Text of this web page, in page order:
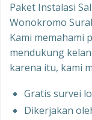
Paket Instalasi
Wonokromo
Kami memahami
mendukung
karena itu, kami
Gratis survei
Dikerjakan